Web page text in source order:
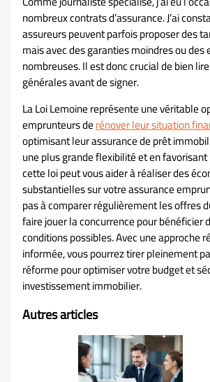
nombreux contrats d’assurance. J’ai
assureurs peuvent parfois proposer des
mais avec des garanties moindres ou des
nombreuses. Il est donc crucial de bien
générales avant de signer.
La Loi Lemoine représente une véritable
emprunteurs derénover leur situation
optimisant leur assurance de prêt
une plus grande flexibilité et en
cette loi peut vous aider à réaliser des
substantielles sur votre assurance
pas à comparer régulièrement les offres
faire jouer la concurrence pour bénéficier
conditions possibles. Avec une approche
informée, vous pourrez tirer pleinement
réforme pour optimiser votre budget et
investissement immobilier.
Autres articles